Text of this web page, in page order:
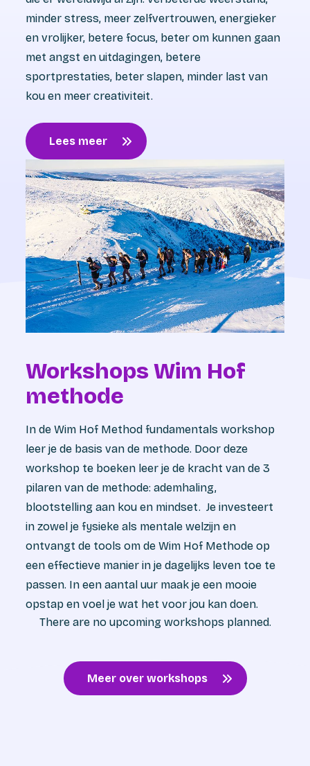
minder stress, meer zelfvertrouwen, energieker
en vrolijker, betere focus, beter om kunnen gaan
met angst en uitdagingen, betere
sportprestaties, beter slapen, minder last van
kou en meer creativiteit.
Lees meer
Workshops Wim Hof
methode
In de Wim Hof Method fundamentals workshop
leer je de basis van de methode. Door deze
workshop te boeken leer je de kracht van de 3
pilaren van de methode: ademhaling,
blootstelling aan kou en mindset. Je investeert
in zowel je fysieke als mentale welzijn en
ontvangt de tools om de Wim Hof Methode op
een effectieve manier in je dagelijks leven toe te
passen. In een aantal uur maak je een mooie
opstap en voel je wat het voor jou kan doen.
There are no upcoming workshops planned.
Meer over workshops